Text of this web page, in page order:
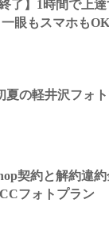
終了】1時間で上
眼もスマホも
夏の軽井沢フォ
契約と解約違
フォトプラン